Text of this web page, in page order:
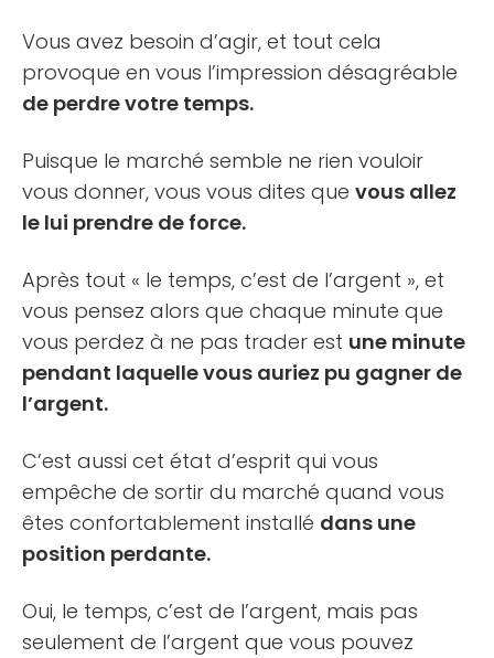
Vous avez besoin d’agir, et tout cela
provoque en vous l’impression désagréable
de perdre votre temps.
Puisque le marché semble ne rien vouloir
vous donner, vous vous dites que vous allez
le lui prendre de force.
Après tout « le temps, c’est de l’argent », et
vous pensez alors que chaque minute que
vous perdez à ne pas trader est une minute
pendant laquelle vous auriez pu gagner de
l’argent.
C’est aussi cet état d’esprit qui vous
empêche de sortir du marché quand vous
êtes confortablement installé dans une
position perdante.
Oui, le temps, c’est de l’argent, mais pas
seulement de l’argent que vous pouvez